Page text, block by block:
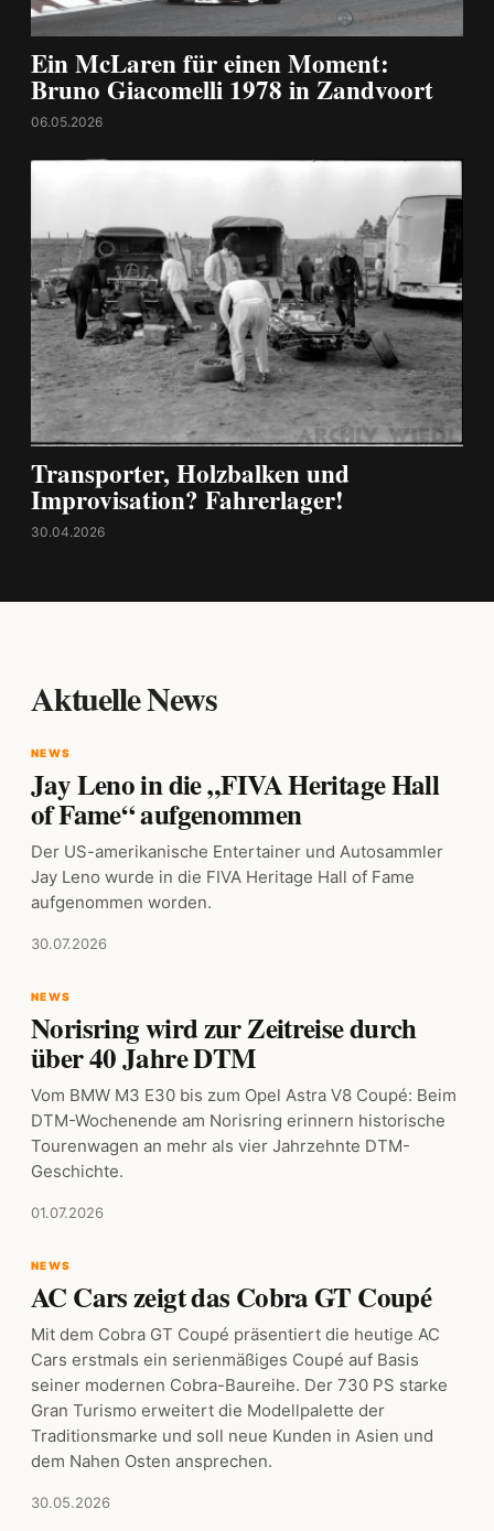
Ein McLaren für einen Moment:
Bruno Giacomelli 1978 in Zandvoort
06.05.2026
Transporter, Holzbalken und
Improvisation? Fahrerlager!
30.04.2026
Aktuelle News
NEWS
Jay Leno in die „FIVA Heritage Hall
of Fame“ aufgenommen
Der US-amerikanische Entertainer und Autosammler
Jay Leno wurde in die FIVA Heritage Hall of Fame
aufgenommen worden.
30.07.2026
NEWS
Norisring wird zur Zeitreise durch
über 40 Jahre DTM
Vom BMW M3 E30 bis zum Opel Astra V8 Coupé: Beim
DTM-Wochenende am Norisring erinnern historische
Tourenwagen an mehr als vier Jahrzehnte DTM-
Geschichte.
01.07.2026
NEWS
AC Cars zeigt das Cobra GT Coupé
Mit dem Cobra GT Coupé präsentiert die heutige AC
Cars erstmals ein serienmäßiges Coupé auf Basis
seiner modernen Cobra-Baureihe. Der 730 PS starke
Gran Turismo erweitert die Modellpalette der
Traditionsmarke und soll neue Kunden in Asien und
dem Nahen Osten ansprechen.
30.05.2026